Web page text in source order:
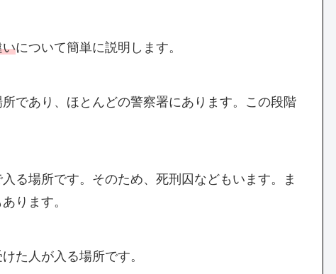
いについて簡単に説明します。
であり、ほとんどの警察署にあります。この段階
る場所です。そのため、死刑囚などもいます。ま
ります。
た人が入る場所です。